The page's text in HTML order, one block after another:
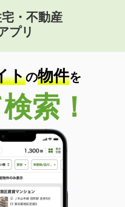
・不動産
プリ
トの物件を
索！